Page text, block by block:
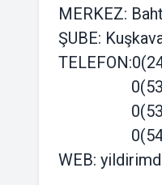
MERKEZ:
ŞUBE:
0(532)
0(531)
0(546)
WEB: